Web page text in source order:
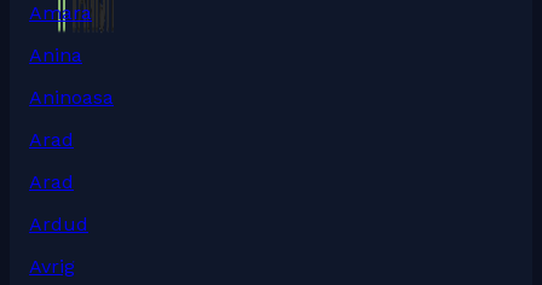
Amara
Anina
Aninoasa
Arad
Arad
Ardud
Avrig